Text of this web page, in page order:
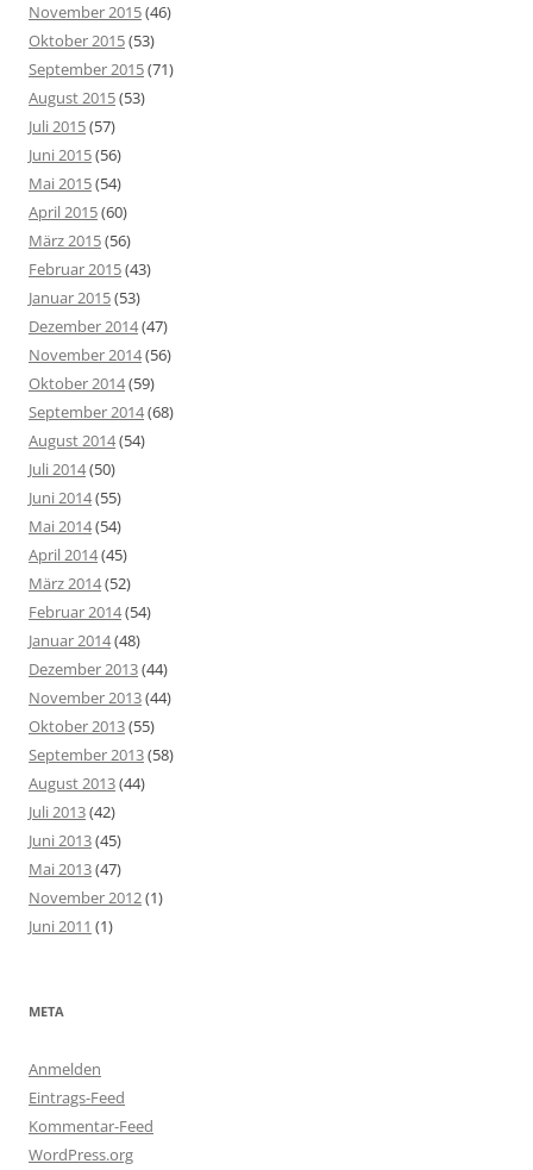
November 2015(46)
Oktober 2015(53)
September 2015(71)
August 2015(53)
Juli 2015(57)
Juni 2015(56)
Mai 2015(54)
April 2015(60)
März 2015(56)
Februar 2015(43)
Januar 2015(53)
Dezember 2014(47)
November 2014(56)
Oktober 2014(59)
September 2014(68)
August 2014(54)
Juli 2014(50)
Juni 2014(55)
Mai 2014(54)
April 2014(45)
März 2014(52)
Februar 2014(54)
Januar 2014(48)
Dezember 2013(44)
November 2013(44)
Oktober 2013(55)
September 2013(58)
August 2013(44)
Juli 2013(42)
Juni 2013(45)
Mai 2013(47)
November 2012(1)
Juni 2011 (1)
META
Anmelden
Eintrags-Feed
Kommentar-Feed
WordPress.org